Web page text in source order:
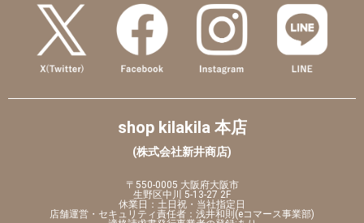
shop kilakila 本店
(株式会社新井商店)
〒550-0005 大阪府大阪市
生野区中川 5-13-27 2F
休業日：土日祝・当社指定日
店舗運営・セキュリティ責任者：浅井和則(eコマース事業部)